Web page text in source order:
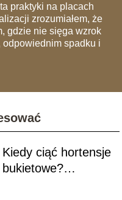
praktyki na placach
zrozumiałem, że
gdzie nie sięga wzrok
odpowiednim spadku i
sezony. Analizuję
wentylowanych, po
jest edukowanie
wszystkim trwały,
wspólnot
Kiedy ciąć hortensje
bukietowe?